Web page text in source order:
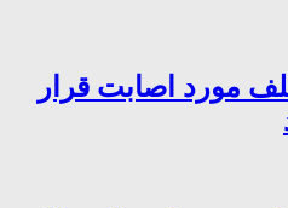
مورد اصابت قرار